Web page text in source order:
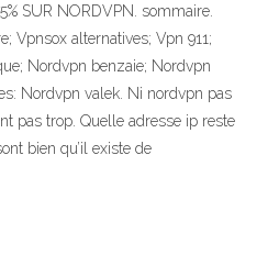
SUR NORDVPN. sommaire.
Vpnsox alternatives; Vpn 911;
Nordvpn benzaie; Nordvpn
Nordvpn valek. Ni nordvpn pas
pas trop. Quelle adresse ip reste
bien qu’il existe de